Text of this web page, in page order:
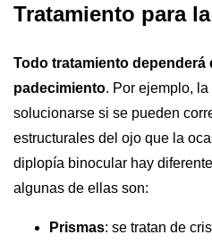
Tratamiento para
Todo tratamiento dependerá
padecimiento. Por ejemplo,
solucionarse si se pueden
estructurales del ojo que la
diplopía binocular hay
algunas de ellas son:
Prismas: se tratan de